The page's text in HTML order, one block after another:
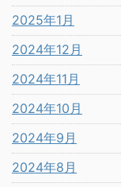
2025年1月
2024年12月
2024年11月
2024年10月
2024年9月
2024年8月